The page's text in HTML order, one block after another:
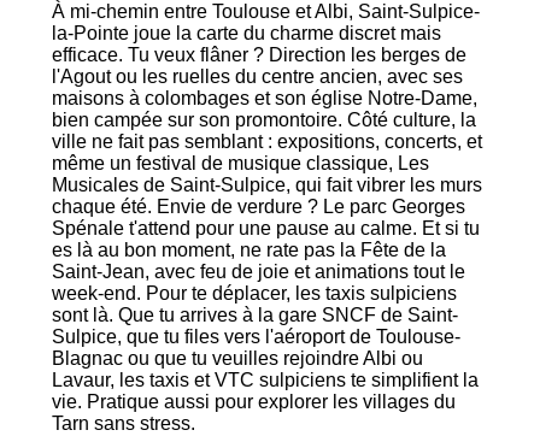
À mi-chemin entre Toulouse et Albi, Saint-Sulpice-
la-Pointe joue la carte du charme discret mais
efficace. Tu veux flâner ? Direction les berges de
l'Agout ou les ruelles du centre ancien, avec ses
maisons à colombages et son église Notre-Dame,
bien campée sur son promontoire. Côté culture, la
ville ne fait pas semblant : expositions, concerts, et
même un festival de musique classique, Les
Musicales de Saint-Sulpice, qui fait vibrer les murs
chaque été. Envie de verdure ? Le parc Georges
Spénale t'attend pour une pause au calme. Et si tu
es là au bon moment, ne rate pas la Fête de la
Saint-Jean, avec feu de joie et animations tout le
week-end. Pour te déplacer, les taxis sulpiciens
sont là. Que tu arrives à la gare SNCF de Saint-
Sulpice, que tu files vers l'aéroport de Toulouse-
Blagnac ou que tu veuilles rejoindre Albi ou
Lavaur, les taxis et VTC sulpiciens te simplifient la
vie. Pratique aussi pour explorer les villages du
Tarn sans stress.